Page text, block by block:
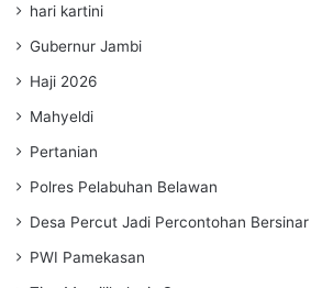
hari kartini
Gubernur Jambi
Haji 2026
Mahyeldi
Pertanian
Polres Pelabuhan Belawan
Desa Percut Jadi Percontohan Bersinar
PWI Pamekasan